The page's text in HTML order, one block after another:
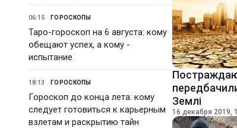
06:15 ГОРОСКОПЫ
Таро-гороскоп на 6 августа: кому
обещают успех, а кому -
испытание
18:13 ГОРОСКОПЫ
Гороскоп до конца лета: кому
следует готовиться к карьерным
взлетам и раскрытию тайн
Землі
16 декабря 2019,